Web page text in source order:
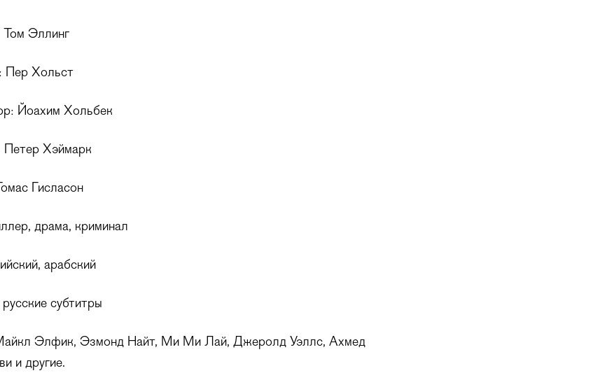
Эллинг
Пер Хольст
Йоахим Хольбек
Хэймарк
Гисласон
драма, криминал
арабский
субтитры
Элфик, Эзмонд Найт, Ми Ми Лай, Джеролд Уэллс, Ахмед
и другие.